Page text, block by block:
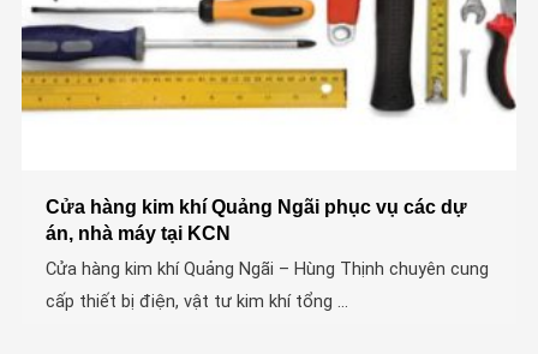
Cửa hàng kim khí Quảng Ngãi phục vụ các dự
án, nhà máy tại KCN
Cửa hàng kim khí Quảng Ngãi – Hùng Thịnh chuyên cung
cấp thiết bị điện, vật tư kim khí tổng ...